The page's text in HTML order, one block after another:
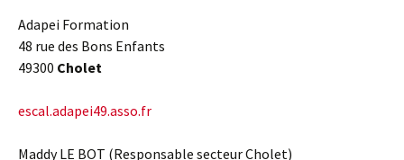
Adapei Formation
48 rue des Bons Enfants
49300 Cholet
escal.adapei49.asso.fr
Maddy LE BOT (Responsable secteur Cholet)